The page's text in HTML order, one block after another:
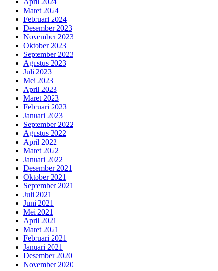
April 2024
Maret 2024
Februari 2024
Desember 2023
November 2023
Oktober 2023
September 2023
Agustus 2023
Juli 2023
Mei 2023
April 2023
Maret 2023
Februari 2023
Januari 2023
September 2022
Agustus 2022
April 2022
Maret 2022
Januari 2022
Desember 2021
Oktober 2021
September 2021
Juli 2021
Juni 2021
Mei 2021
April 2021
Maret 2021
Februari 2021
Januari 2021
Desember 2020
November 2020